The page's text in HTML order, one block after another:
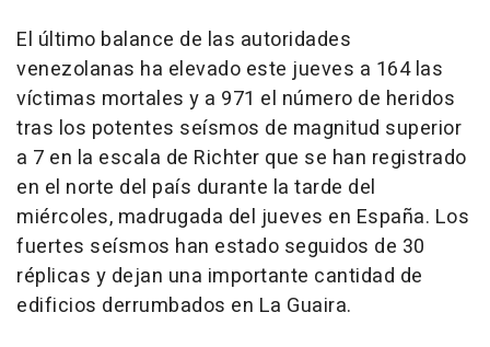
El último balance de las autoridades
venezolanas ha elevado este jueves a 164 las
víctimas mortales y a 971 el número de heridos
tras los potentes seísmos de magnitud superior
a 7 en la escala de Richter que se han registrado
en el norte del país durante la tarde del
miércoles, madrugada del jueves en España. Los
fuertes seísmos han estado seguidos de 30
réplicas y dejan una importante cantidad de
edificios derrumbados en La Guaira.